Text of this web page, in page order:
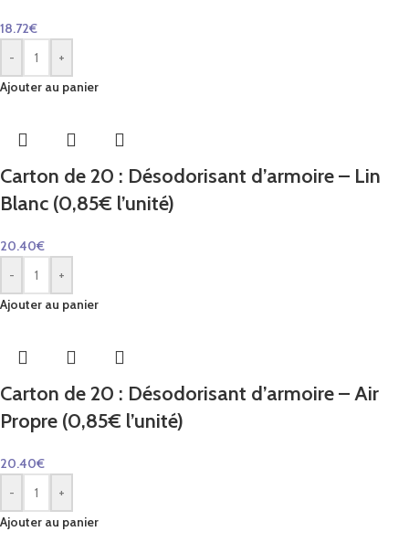
18.72€
-
+
Ajouter au panier
Carton de 20 : Désodorisant d’armoire – Lin
Blanc (0,85€ l’unité)
20.40€
-
+
Ajouter au panier
Carton de 20 : Désodorisant d’armoire – Air
Propre (0,85€ l’unité)
20.40€
-
+
Ajouter au panier